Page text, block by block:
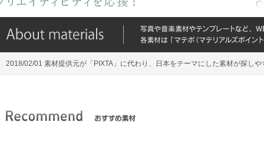
2018/02/01 素材提供元が「PIXTA」に代わり、日本をテーマにした素材が探しや